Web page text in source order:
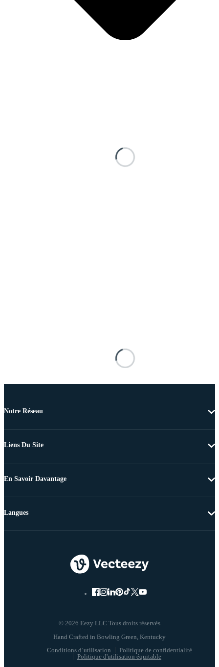
Notre Réseau
Liens Du Site
En Savoir Davantage
© 2026 Eezy LLC Tous droits réservés
Conditions d’utilisation
Politique de confidentialité
Politique d'utilisation équitable
Langues